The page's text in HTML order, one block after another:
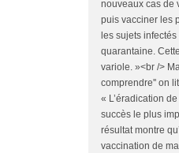
nouveaux cas de
puis vacciner les
les sujets
quarantaine.
variole. »<br />
comprendre'' on
« L’éradication
succès le plus
résultat montre
vaccination de